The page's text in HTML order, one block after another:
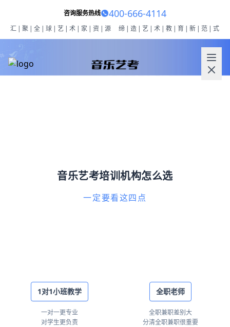
咨询服务热线 400-666-4114
汇|聚|全|球|艺|术|家|资|源 缔|造|艺|术|教|育|新|范|式
音乐艺考培训机构怎么选
一定要看这四点
1对1小班教学
一对一更专业
对学生更负责
全职老师
全职兼职差别大
分清全职兼职很重要